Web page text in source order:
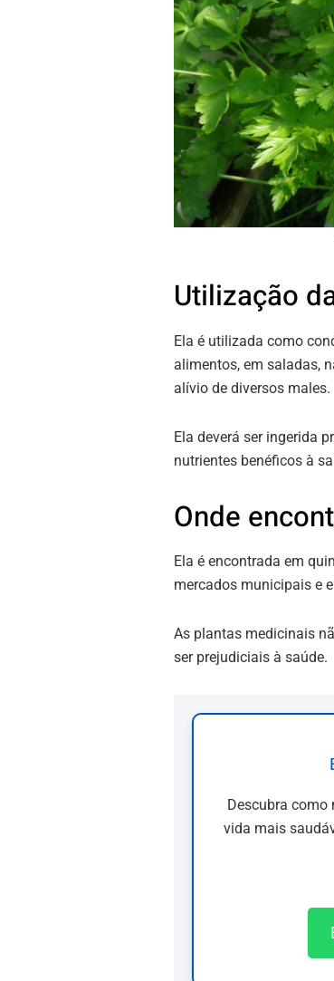
Utilização
Ela é utilizada como
alimentos, em saladas,
alívio de diversos males.
Ela deverá ser ingerida
nutrientes benéficos à
Onde
Ela é encontrada em
mercados municipais e
As plantas medicinais
ser prejudiciais à saúde.
Descubra
vida mais